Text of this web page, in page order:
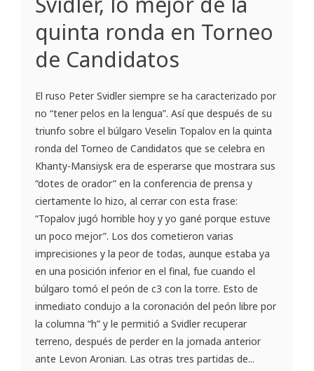
quinta ronda en Torneo
de Candidatos
El ruso Peter Svidler siempre se ha caracterizado por
no “tener pelos en la lengua”. Así que después de su
triunfo sobre el búlgaro Veselin Topalov en la quinta
ronda del Torneo de Candidatos que se celebra en
Khanty-Mansiysk era de esperarse que mostrara sus
“dotes de orador” en la conferencia de prensa y
ciertamente lo hizo, al cerrar con esta frase:
“Topalov jugó horrible hoy y yo gané porque estuve
un poco mejor”. Los dos cometieron varias
imprecisiones y la peor de todas, aunque estaba ya
en una posición inferior en el final, fue cuando el
búlgaro tomó el peón de c3 con la torre. Esto de
inmediato condujo a la coronación del peón libre por
la columna “h” y le permitió a Svidler recuperar
terreno, después de perder en la jornada anterior
ante Levon Aronian. Las otras tres partidas de...